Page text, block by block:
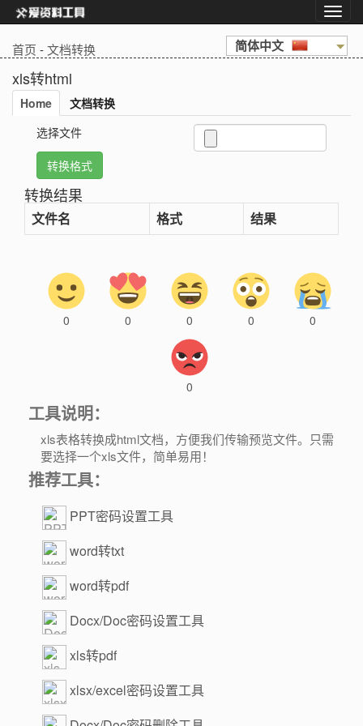
首页 -文档转换 简体中文
xls转html
Home
文档转换
选择文件
转换结果
文件名 格式 结果
0 0 0 0 0
0
工具说明：
xls表格转换成html文档，方便我们传输预览文件。只需
要选择一个xls文件，简单易用！
推荐工具：
PPT密码设置工具
word转txt
word转pdf
Docx/Doc密码设置工具
xls转pdf
xlsx/excel密码设置工具